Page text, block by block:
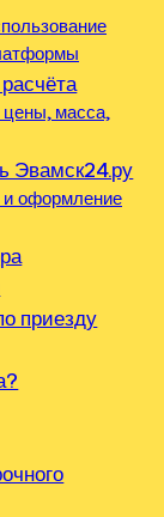
масса‚
Эвамск24.ру
и оформление
приезду